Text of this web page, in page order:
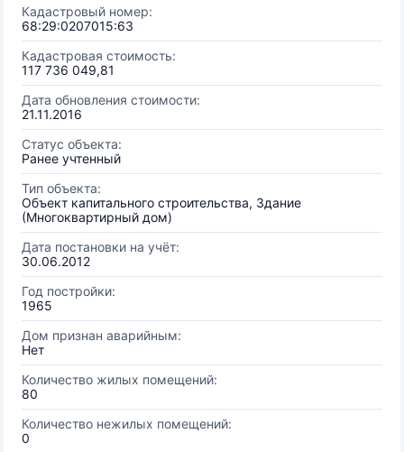
Кадастровый номер:
68:29:0207015:63
Кадастровая стоимость:
117 736 049,81
Дата обновления стоимости:
21.11.2016
Статус объекта:
Ранее учтенный
Тип объекта:
Объект капитального строительства, Здание
(Многоквартирный дом)
Дата постановки на учёт:
30.06.2012
Год постройки:
1965
Дом признан аварийным:
Нет
Количество жилых помещений:
80
Количество нежилых помещений:
0